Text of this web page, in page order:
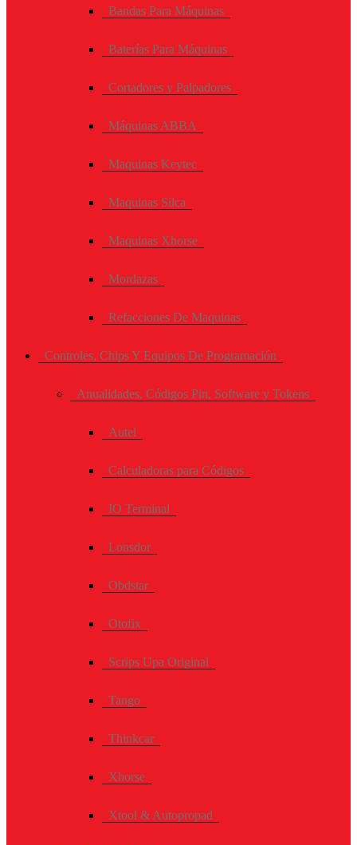
Bandas Para Máquinas
Baterías Para Máquinas
Cortadores y Palpadores
Máquinas ABBA
Maquinas Keytec
Maquinas Silca
Maquinas Xhorse
Mordazas
Refacciones De Maquinas
Controles, Chips Y Equipos De Programación
Anualidades, Códigos Pin, Software y Tokens
Autel
Calculadoras para Códigos
IO Terminal
Lonsdor
Obdstar
Otofix
Scrips Upa Original
Tango
Thinkcar
Xhorse
Xtool & Autopropad